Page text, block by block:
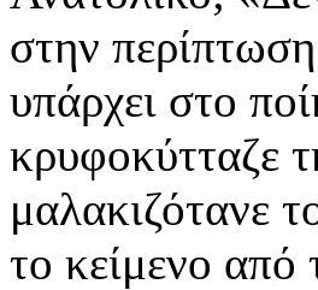
στην
υπάρχει στο
κρυφοκύτταζε
μαλακιζότανε
το κείμενο